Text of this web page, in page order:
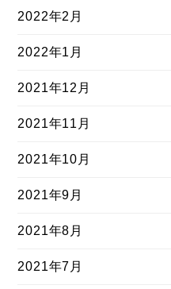
2022年2月
2022年1月
2021年12月
2021年11月
2021年10月
2021年9月
2021年8月
2021年7月